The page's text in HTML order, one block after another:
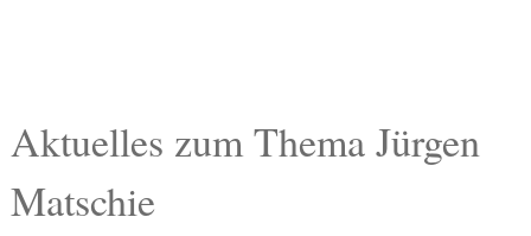
Gesundheit
Kultur
Aktuelles zum Thema Jürgen
Matschie